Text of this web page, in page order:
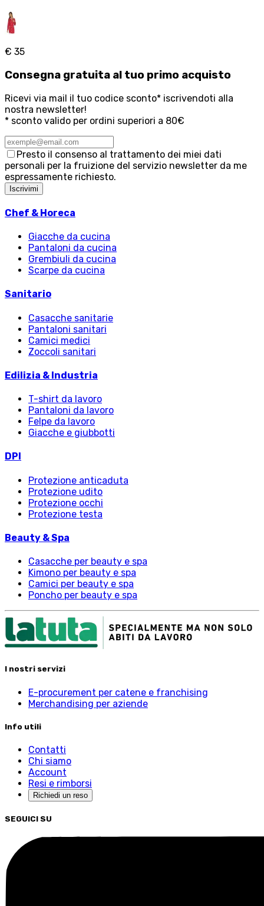
€ 35
Consegna gratuita al tuo primo acquisto
Ricevi via mail il tuo codice sconto* iscrivendoti alla
nostra newsletter!
* sconto valido per ordini superiori a 80€
Presto il consenso al trattamento dei miei dati
personali per la fruizione del servizio newsletter da me
espressamente richiesto.
Iscrivimi
Chef & Horeca
Giacche da cucina
Pantaloni da cucina
Grembiuli da cucina
Scarpe da cucina
Sanitario
Casacche sanitarie
Pantaloni sanitari
Camici medici
Zoccoli sanitari
Edilizia & Industria
T-shirt da lavoro
Pantaloni da lavoro
Felpe da lavoro
Giacche e giubbotti
DPI
Protezione anticaduta
Protezione udito
Protezione occhi
Protezione testa
Beauty & Spa
Casacche per beauty e spa
Kimono per beauty e spa
Camici per beauty e spa
Poncho per beauty e spa
I nostri servizi
E-procurement per catene e franchising
Merchandising per aziende
Info utili
Contatti
Chi siamo
Account
Resi e rimborsi
Richiedi un reso
SEGUICI SU